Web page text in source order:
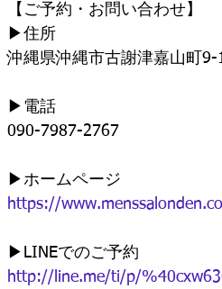
【ご予約・お問い合わせ】
▶︎住所
沖縄県沖縄市古謝津嘉山町
▶︎電話
090-7987-2767
▶︎ホームページ
https://
▶︎LINEでのご予約
http://line.me/ti/p/